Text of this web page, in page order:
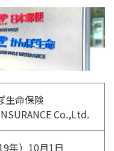
ン
生命保険
Co.,Ltd.
年）10月1日